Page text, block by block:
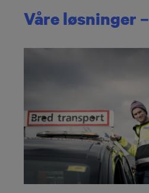
Våre løsninger –